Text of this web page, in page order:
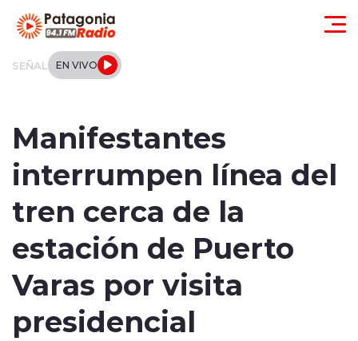
SEÑAL EN VIVO
Tendencias
Deportes
Manifestantes
interrumpen línea del
tren cerca de la
estación de Puerto
Varas por visita
presidencial